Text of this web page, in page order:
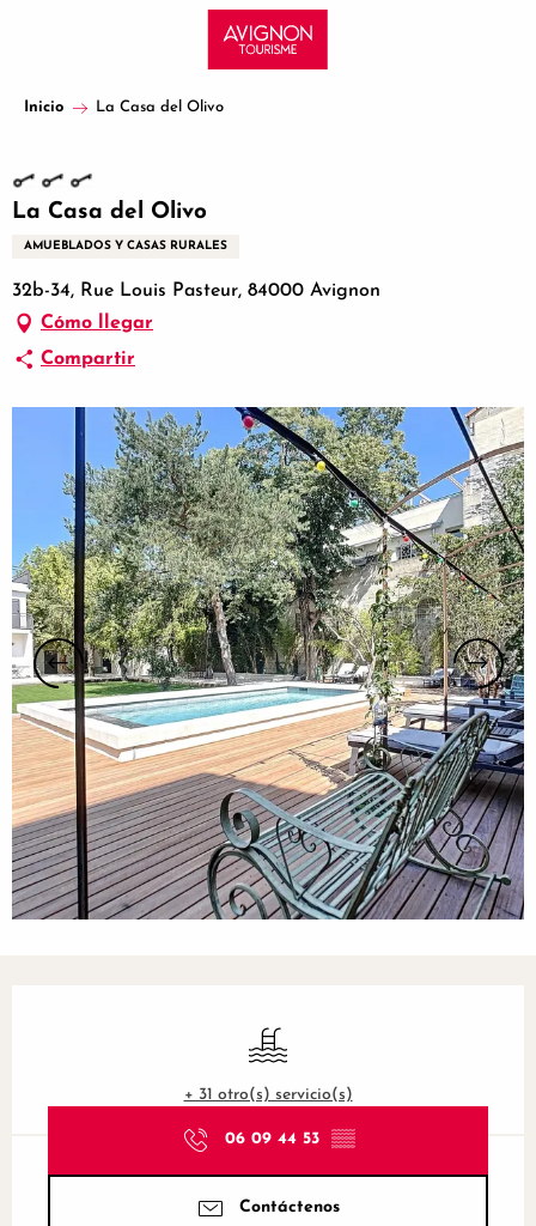
principal
Inicio La Casa del Olivo
La Casa del Olivo
AMUEBLADOS Y CASAS RURALES
32b-34, Rue Louis Pasteur, 84000 Avignon
Cómo llegar
Compartir
Piscina
+ 31 otro(s) servicio(s)
06 09 44 53 ▒▒
Contáctenos